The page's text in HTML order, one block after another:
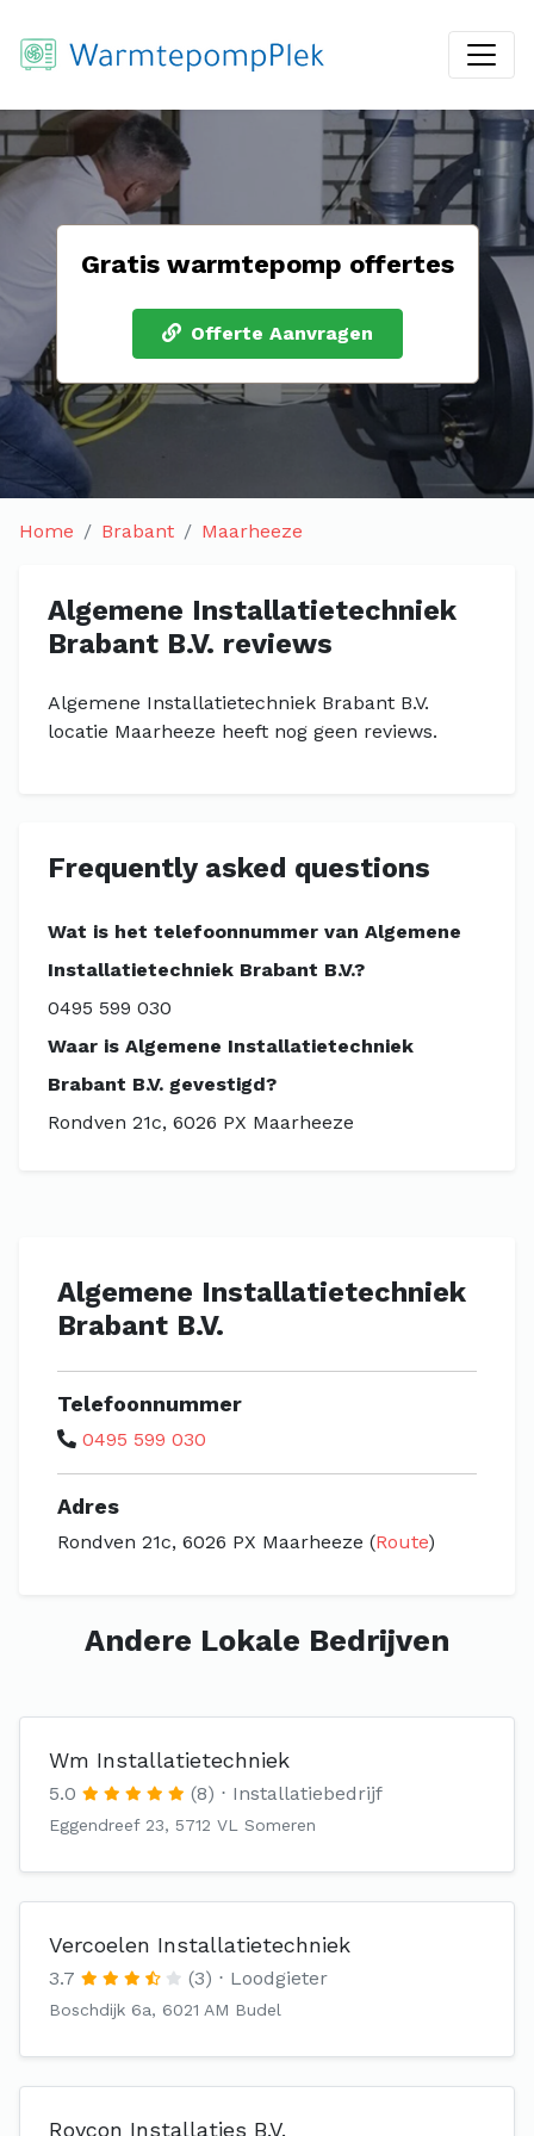
Gratis warmtepomp offertes
Offerte Aanvragen
Home Brabant Maarheeze
Algemene Installatietechniek
Brabant B.V. reviews
Algemene Installatietechniek Brabant B.V.
locatie Maarheeze heeft nog geen reviews.
Frequently asked questions
Wat is het telefoonnummer van Algemene
Installatietechniek Brabant B.V.?
0495 599 030
Waar is Algemene Installatietechniek
Brabant B.V. gevestigd?
Rondven 21c, 6026 PX Maarheeze
Algemene Installatietechniek
Brabant B.V.
Telefoonnummer
0495 599 030
Adres
Rondven 21c, 6026 PX Maarheeze (Route)
Andere Lokale Bedrijven
Wm Installatietechniek
5.0 (8) Installatiebedrijf
Eggendreef 23, 5712 VL Someren
Vercoelen Installatietechniek
3.7 (3) Loodgieter
Boschdijk 6a, 6021 AM Budel
Roycon Installaties B.V.